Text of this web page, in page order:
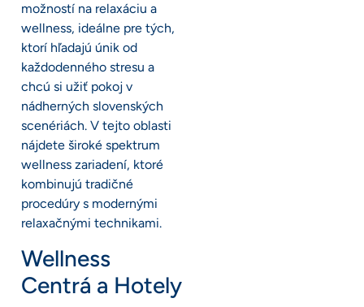
možností na relaxáciu a
wellness, ideálne pre tých,
ktorí hľadajú únik od
každodenného stresu a
chcú si užiť pokoj v
nádherných slovenských
scenériách. V tejto oblasti
nájdete široké spektrum
wellness zariadení, ktoré
kombinujú tradičné
procedúry s modernými
relaxačnými technikami.
Wellness
Centrá a Hotely